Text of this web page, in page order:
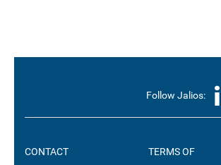
Follow Jalios:
CONTACT TERMS OF